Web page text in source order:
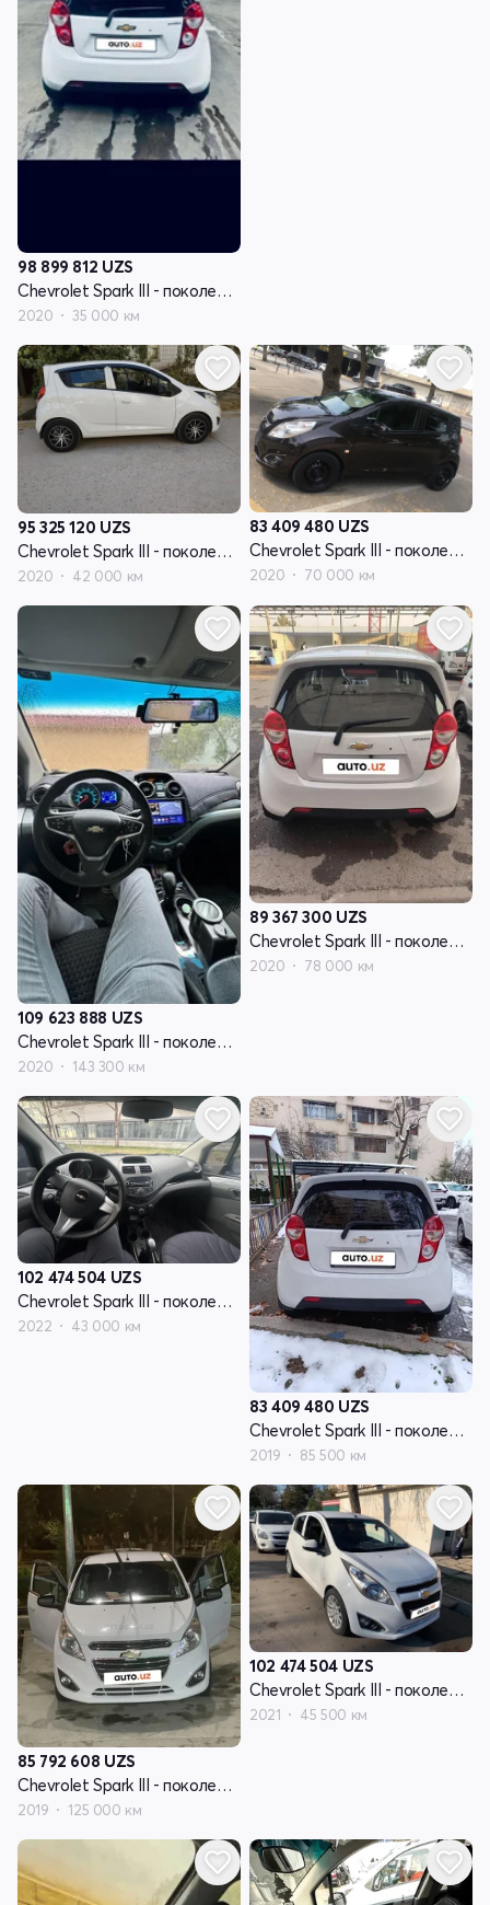
98 899 812 UZS
Chevrolet Spark III - поколение
2020 35 000 км
95 325 120 UZS
Chevrolet Spark III - поколение
2020 42 000 км
83 409 480 UZS
Chevrolet Spark III - поколение
2020 70 000 км
109 623 888 UZS
Chevrolet Spark III - поколение
2020 143 300 км
89 367 300 UZS
Chevrolet Spark III - поколение
2020 78 000 км
102 474 504 UZS
Chevrolet Spark III - поколение
2022 43 000 км
83 409 480 UZS
Chevrolet Spark III - поколение
2019 85 500 км
85 792 608 UZS
Chevrolet Spark III - поколение
2019 125 000 км
102 474 504 UZS
Chevrolet Spark III - поколение
2021 45 500 км